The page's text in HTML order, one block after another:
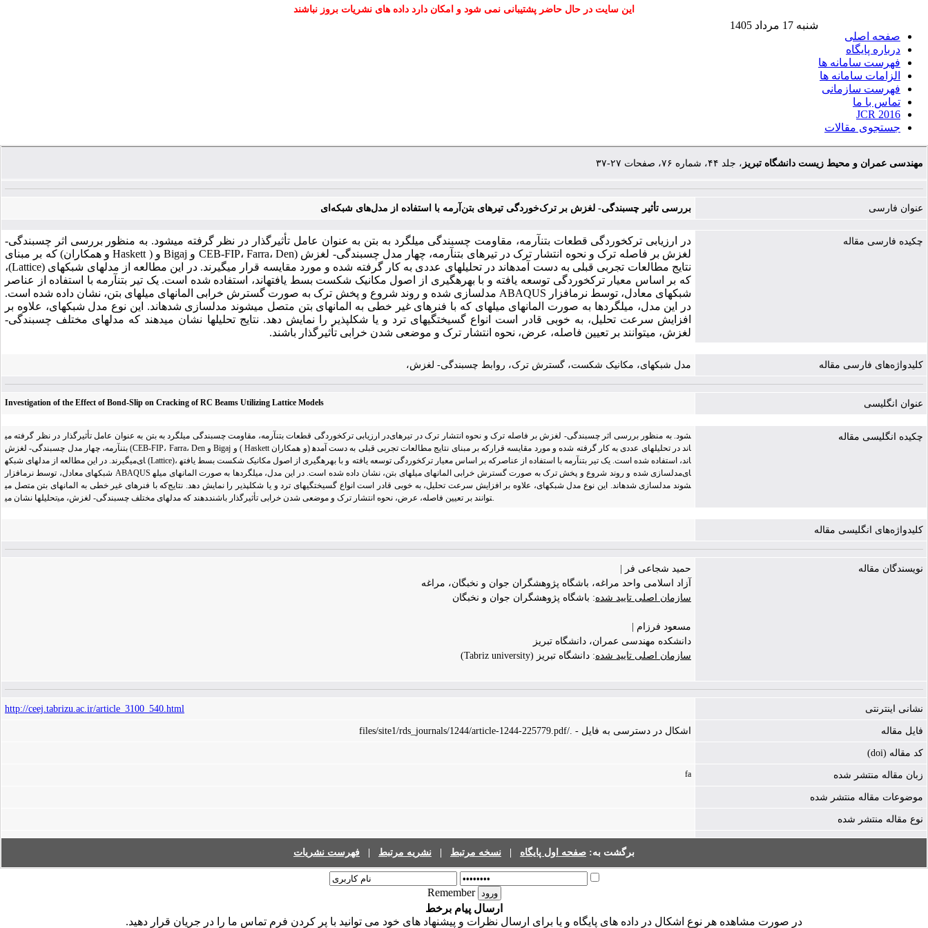
این سایت در حال حاضر پشتیبانی نمی شود و امکان دارد داده های نشریات بروز نباشند
صفحه اصلی
درباره پایگاه
فهرست سامانه ها
الزامات سامانه ها
فهرست سازمانی
تماس با ما
JCR 2016
جستجوی مقالات
شنبه 17 مرداد 1405
مهندسی عمران و محیط زیست دانشگاه تبریز ، جلد ۴۴، شماره ۷۶، صفحات ۲۷-۳۷
عنوان فارسی بررسی تأثیر چسبندگی- لغزش بر ترک‌خوردگی تیرهای بتن‌آرمه با استفاده از مدل‌های شبکه‌ای
چکیده فارسی مقاله
در ارزیابی ترک­خوردگی قطعات بتن­آرمه، مقاومت چسبندگی میلگرد به بتن به عنوان عامل تأثیرگذار در نظر گرفته می‎شود. به منظور بررسی اثر چسبندگی-
لغزش بر فاصله ترک و نحوه انتشار ترک در تیرهای بتن­آرمه، چهار مدل چسبندگی- لغزش (CEB-FIP، Farra، Den و Bigaj و ( Haskett و همکاران) که بر مبنای
نتایج مطالعات تجربی قبلی به دست آمده‎اند در تحلیل­های عددی به کار گرفته شده و مورد مقایسه قرار می­گیرند. در این مطالعه از مدل­های شبکه‎ای (Lattice)،
که بر اساس معیار ترک­خوردگی توسعه یافته و با بهره­گیری از اصول مکانیک شکست بسط یافته‎اند، استفاده شده است. یک تیر بتن­آرمه با استفاده از عناصر
شبکه­ای معادل، توسط نرم­افزار ABAQUS مدل­سازی شده و روند شروع و پخش ترک به صورت گسترش خرابی المان­های میله­ای بتن، نشان داده شده است.
در این مدل، میلگردها به صورت المان­های میله‎ای که با فنرهای غیر خطی به المان­های بتن متصل می‎شوند مدل­سازی شده­اند. این نوع مدل شبکه­ای، علاوه بر
افزایش سرعت تحلیل، به خوبی قادر است انواع گسیختگی­های ترد و یا شکل­پذیر را نمایش دهد. نتایج تحلیل­ها نشان می‎دهند که مدل­های مختلف چسبندگی-
لغزش، می‎توانند بر تعیین فاصله، عرض، نحوه انتشار ترک و موضعی شدن خرابی تأثیرگذار باشند.
کلیدواژه‌های فارسی مقاله مدل شبکه‎ای، مکانیک شکست، گسترش ترک، روابط چسبندگی- لغزش،
عنوان انگلیسی Investigation of the Effect of Bond-Slip on Cracking of RC Beams Utilizing Lattice Models
چکیده انگلیسی مقاله
در ارزیابی ترک­خوردگی قطعات بتن­آرمه، مقاومت چسبندگی میلگرد به بتن به عنوان عامل تأثیرگذار در نظر گرفته می‎شود. به منظور بررسی اثر چسبندگی- لغزش بر فاصله ترک و نحوه انتشار ترک در تیرهای
بتن­آرمه، چهار مدل چسبندگی- لغزش (CEB-FIP، Farra، Den و Bigaj و ( Haskett و همکاران) که بر مبنای نتایج مطالعات تجربی قبلی به دست آمده‎اند در تحلیل­های عددی به کار گرفته شده و مورد مقایسه قرار
می­گیرند. در این مطالعه از مدل­های شبکه‎ای (Lattice)، که بر اساس معیار ترک­خوردگی توسعه یافته و با بهره­گیری از اصول مکانیک شکست بسط یافته‎اند، استفاده شده است. یک تیر بتن­آرمه با استفاده از عناصر
شبکه­ای معادل، توسط نرم­افزار ABAQUS مدل­سازی شده و روند شروع و پخش ترک به صورت گسترش خرابی المان­های میله­ای بتن، نشان داده شده است. در این مدل، میلگردها به صورت المان­های میله‎ای
که با فنرهای غیر خطی به المان­های بتن متصل می‎شوند مدل­سازی شده­اند. این نوع مدل شبکه­ای، علاوه بر افزایش سرعت تحلیل، به خوبی قادر است انواع گسیختگی­های ترد و یا شکل­پذیر را نمایش دهد. نتایج
تحلیل­ها نشان می‎دهند که مدل­های مختلف چسبندگی- لغزش، می‎توانند بر تعیین فاصله، عرض، نحوه انتشار ترک و موضعی شدن خرابی تأثیرگذار باشند.
کلیدواژه‌های انگلیسی مقاله
نویسندگان مقاله
حمید شجاعی فر |
آزاد اسلامی واحد مراغه، باشگاه پژوهشگران جوان و نخبگان، مراغه
سازمان اصلی تایید شده: باشگاه پژوهشگران جوان و نخبگان
مسعود فرزام |
دانشکده مهندسی عمران، دانشگاه تبریز
سازمان اصلی تایید شده: دانشگاه تبریز (Tabriz university)
نشانی اینترنتی http://ceej.tabrizu.ac.ir/article_3100_540.html
فایل مقاله اشکال در دسترسی به فایل - ./files/site1/rds_journals/1244/article-1244-225779.pdf
کد مقاله (doi)
زبان مقاله منتشر شده fa
موضوعات مقاله منتشر شده
نوع مقاله منتشر شده
برگشت به: صفحه اول پایگاه نسخه مرتبط نشریه مرتبط فهرست نشریات
Remember
ارسال پیام برخط
در صورت مشاهده هر نوع اشکال در داده های پایگاه و یا برای ارسال نظرات و پیشنهاد های خود می توانید با پر کردن فرم تماس ما را در جریان قرار دهید.